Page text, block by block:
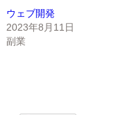
ウェブ開発
2023年8月11日
副業